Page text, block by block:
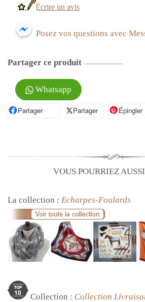
Écrire un avis
Posez vos questions avec
Partager ce produit
Whatsapp
PartagerPartager sur Facebook
Partager
Partager sur XÉpingler
VOUS POURRIEZ
La collection : Echarpes-Foulards
Collection : Collection